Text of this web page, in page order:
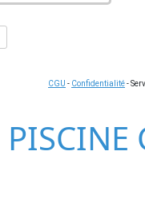
CGU - Confidentialité-